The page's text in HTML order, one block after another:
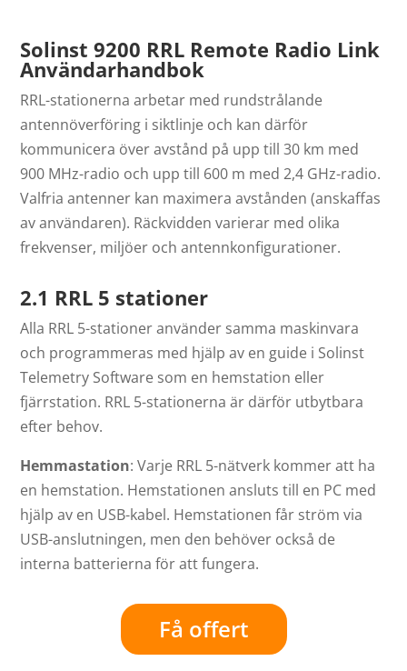
Solinst 9200 RRL Remote Radio Link
Användarhandbok
RRL-stationerna arbetar med rundstrålande
antennöverföring i siktlinje och kan därför
kommunicera över avstånd på upp till 30 km med
900 MHz-radio och upp till 600 m med 2,4 GHz-radio.
Valfria antenner kan maximera avstånden (anskaffas
av användaren). Räckvidden varierar med olika
frekvenser, miljöer och antennkonfigurationer.
2.1 RRL 5 stationer
Alla RRL 5-stationer använder samma maskinvara
och programmeras med hjälp av en guide i Solinst
Telemetry Software som en hemstation eller
fjärrstation. RRL 5-stationerna är därför utbytbara
efter behov.
Hemmastation: Varje RRL 5-nätverk kommer att ha
en hemstation. Hemstationen ansluts till en PC med
hjälp av en USB-kabel. Hemstationen får ström via
USB-anslutningen, men den behöver också de
interna batterierna för att fungera.
Få offert